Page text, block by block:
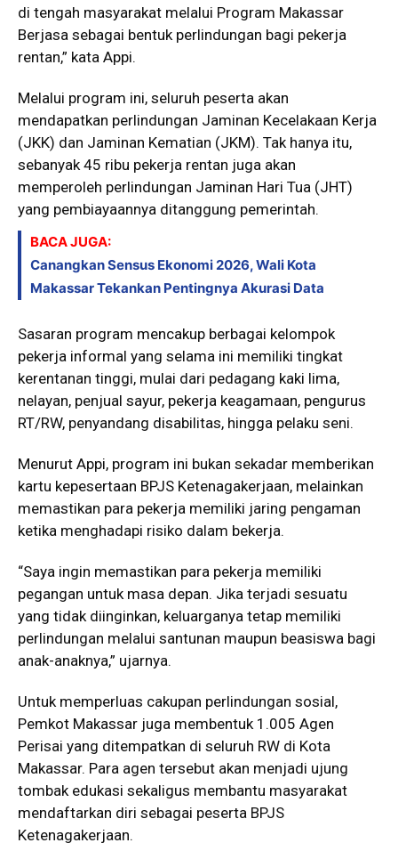
di tengah masyarakat melalui Program Makassar
Berjasa sebagai bentuk perlindungan bagi pekerja
rentan,” kata Appi.
Melalui program ini, seluruh peserta akan
mendapatkan perlindungan Jaminan Kecelakaan Kerja
(JKK) dan Jaminan Kematian (JKM). Tak hanya itu,
sebanyak 45 ribu pekerja rentan juga akan
memperoleh perlindungan Jaminan Hari Tua (JHT)
yang pembiayaannya ditanggung pemerintah.
BACA JUGA:
Canangkan Sensus Ekonomi 2026, Wali Kota
Makassar Tekankan Pentingnya Akurasi Data
Sasaran program mencakup berbagai kelompok
pekerja informal yang selama ini memiliki tingkat
kerentanan tinggi, mulai dari pedagang kaki lima,
nelayan, penjual sayur, pekerja keagamaan, pengurus
RT/RW, penyandang disabilitas, hingga pelaku seni.
Menurut Appi, program ini bukan sekadar memberikan
kartu kepesertaan BPJS Ketenagakerjaan, melainkan
memastikan para pekerja memiliki jaring pengaman
ketika menghadapi risiko dalam bekerja.
“Saya ingin memastikan para pekerja memiliki
pegangan untuk masa depan. Jika terjadi sesuatu
yang tidak diinginkan, keluarganya tetap memiliki
perlindungan melalui santunan maupun beasiswa bagi
anak-anaknya,” ujarnya.
Untuk memperluas cakupan perlindungan sosial,
Pemkot Makassar juga membentuk 1.005 Agen
Perisai yang ditempatkan di seluruh RW di Kota
Makassar. Para agen tersebut akan menjadi ujung
tombak edukasi sekaligus membantu masyarakat
mendaftarkan diri sebagai peserta BPJS
Ketenagakerjaan.